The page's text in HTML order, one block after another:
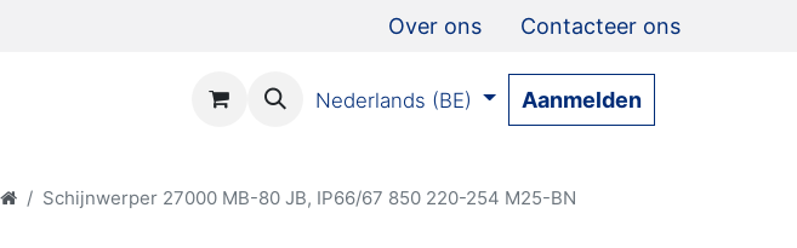
Over ons Contacteer ons
Nederlands (BE) Aanmelden
Schijnwerper 27000 MB-80 JB, IP66/67 850 220-254 M25-BN